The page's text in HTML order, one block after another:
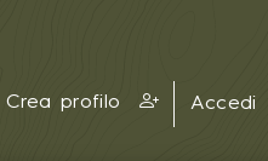
Crea profilo Accedi